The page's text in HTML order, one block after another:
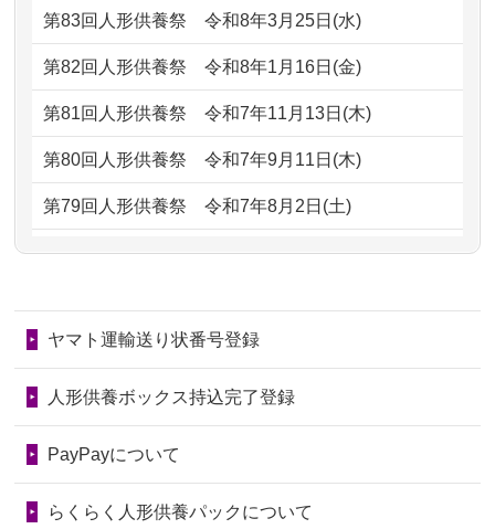
2026/06/30 長年大事にしてきた雛人形です、供養
していただ...
2026/06/29ガラスケースのまま引き取ってくださ
子どもの頃、妹と一緒にお雛様を出し
ました。お...
ので、お願...
2026/06/28以前和人形やぬいぐるみを供養いただ
いたことが...
の回りの物...
2026/06/28人形たちに これまで本当にありがとう
供養が終わったお人形以外はどうして
るのですか？
しょうか？
2024/01/04ガラスケースは外しても良いですか？
第83回人形供養祭令和8年3月25日(水)
第82回人形供養祭令和8年1月16日(金)
第81回人形供養祭令和7年11月13日(木)
第80回人形供養祭令和7年9月11日(木)
第79回人形供養祭令和7年8月2日(土)
第78回人形供養祭令和7年6月20日(金)
第76回人形供養祭令和7年2月28日(金)
第75回人形供養祭令和7年1月17日(金)
第73回人形供養祭令和6年10月17日(木)
ヤマト運輸送り状番号登録
人形供養ボックス持込完了登録
PayPayについて
らくらく人形供養パックについて